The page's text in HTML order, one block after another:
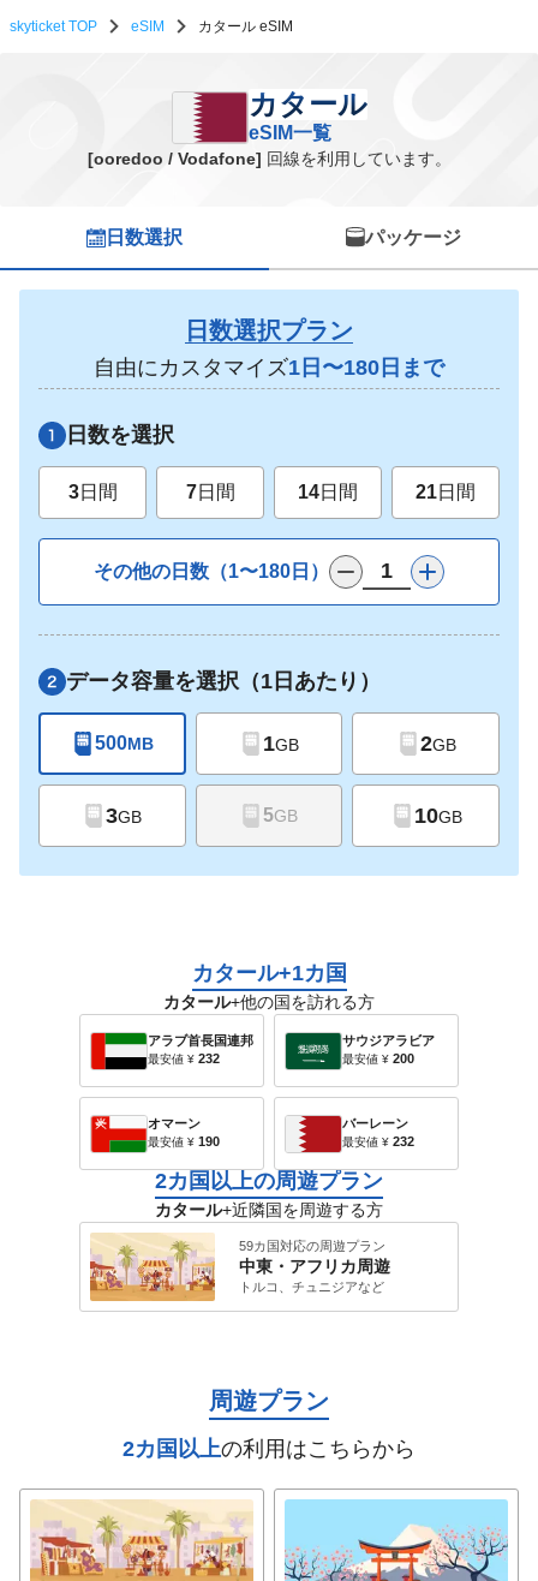
skyticket TOP eSIM カタール eSIM
カタール eSIM一覧 カタール
eSIM一覧
[ooredoo / Vodafone] 回線を利用しています。
日数選択 パッケージ
日数選択プラン
自由にカスタマイズ1日〜180日まで
日数を選択
3日間 7日間 14日間 21日間
その他の日数（1〜180日）
データ容量を選択（1日あたり）
500MB 1GB 2GB
3GB 5GB 10GB
カタール+1カ国
カタール+他の国を訪れる方
アラブ首長国連邦
最安値 ¥ 232
サウジアラビア
最安値 ¥ 200
オマーン
最安値 ¥ 190
バーレーン
最安値 ¥ 232
2カ国以上の周遊プラン
カタール+近隣国を周遊する方
59カ国対応の周遊プラン
中東・アフリカ周遊
トルコ、チュニジアなど
周遊プラン
2カ国以上の利用はこちらから